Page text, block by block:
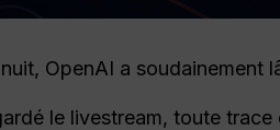
OpenAI a soudainement
le livestream, toute